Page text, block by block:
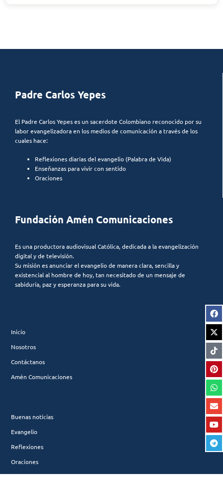
Padre Carlos Yepes
El Padre Carlos Yepes es un sacerdote Colombiano reconocido por su
labor evangelizadora en los medios de comunicación a través de los
cuales hace:
Reflexiones diarias del evangelio (Palabra de Vida)
Enseñanzas para vivir con sentido
Oraciones
Fundación Amén Comunicaciones
Es una productora audiovisual Católica, dedicada a la evangelización
digital y de televisión.
Su misión es anunciar el evangelio de manera clara, sencilla y
existencial al hombre de hoy, tan necesitado de un mensaje de
sabiduría, paz y esperanza para su vida.
Inicio
Nosotros
Contáctanos
Amén Comunicaciones
Buenas noticias
Evangelio
Reflexiones
Oraciones
Santo Rosario